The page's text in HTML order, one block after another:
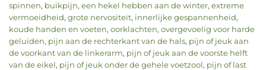
spinnen, buikpijn, een hekel hebben aan de winter, extreme
vermoeidheid, grote nervositeit, innerlijke gespannenheid,
koude handen en voeten, oorklachten, overgevoelig voor harde
geluiden, pijn aan de rechterkant van de hals, pijn of jeuk aan
de voorkant van de linkerarm, pijn of jeuk aan de voorste helft
van de eikel, pijn of jeuk onder de gehele voetzool, pijn of last